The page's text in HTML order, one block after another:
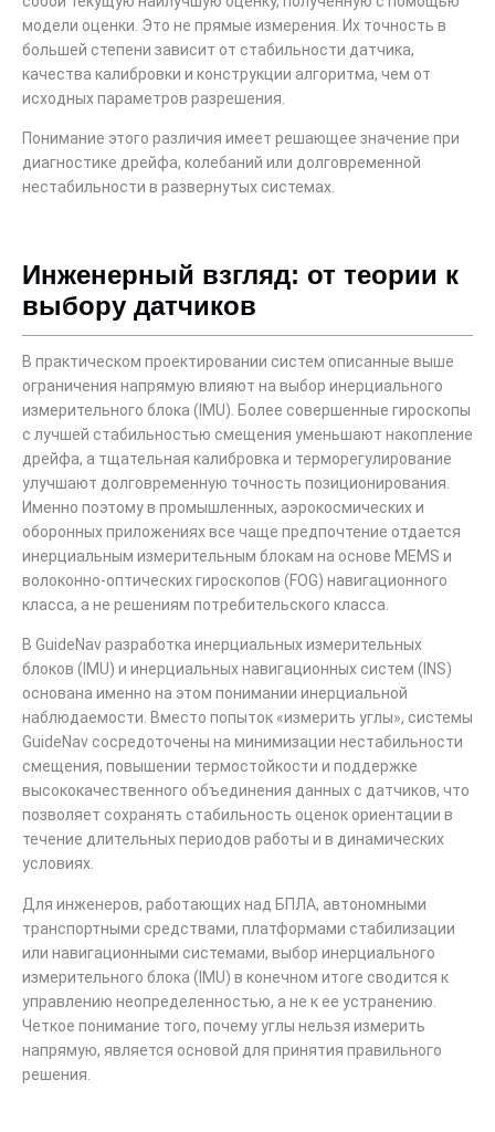
модели оценки. Это не прямые измерения. Их точность в
большей степени зависит от стабильности датчика,
качества калибровки и конструкции алгоритма, чем от
исходных параметров разрешения.
Понимание этого различия имеет решающее значение при
диагностике дрейфа, колебаний или долговременной
нестабильности в развернутых системах.
Инженерный взгляд: от теории к
выбору датчиков
В практическом проектировании систем описанные выше
ограничения напрямую влияют на выбор инерциального
измерительного блока (IMU). Более совершенные гироскопы
с лучшей стабильностью смещения уменьшают накопление
дрейфа, а тщательная калибровка и терморегулирование
улучшают долговременную точность позиционирования.
Именно поэтому в промышленных, аэрокосмических и
оборонных приложениях все чаще предпочтение отдается
инерциальным измерительным блокам на основе MEMS и
волоконно-оптических гироскопов (FOG) навигационного
класса, а не решениям потребительского класса.
В GuideNav разработка инерциальных измерительных
блоков (IMU) и инерциальных навигационных систем (INS)
основана именно на этом понимании инерциальной
наблюдаемости. Вместо попыток «измерить углы», системы
GuideNav сосредоточены на минимизации нестабильности
смещения, повышении термостойкости и поддержке
высококачественного объединения данных с датчиков, что
позволяет сохранять стабильность оценок ориентации в
течение длительных периодов работы и в динамических
условиях.
Для инженеров, работающих над БПЛА, автономными
транспортными средствами, платформами стабилизации
или навигационными системами, выбор инерциального
измерительного блока (IMU) в конечном итоге сводится к
управлению неопределенностью, а не к ее устранению.
Четкое понимание того, почему углы нельзя измерить
напрямую, является основой для принятия правильного
решения.